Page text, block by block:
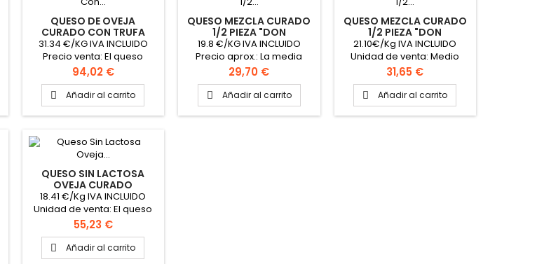
QUESO DE OVEJA
CURADO CON TRUFA
NEGRA "APOLONIO"
31.34 €/KG IVA INCLUIDO
Precio venta: El queso
Unidad de venta: El queso
Peso aproximado del
queso: 3 kilogramos
Formato de la caja: 2
quesos
Precio
94,02 €
 Añadir al carrito
QUESO MEZCLA CURADO
1/2 PIEZA "DON
APOLONIO"
19.8 €/KG IVA INCLUIDO
Precio aprox.: La media
pieza Unidad de venta: La
media pieza Peso media
pieza: 1.5 Kg
aproximadamente Formato
caja: 8 medias piezas
Precio
29,70 €
 Añadir al carrito
QUESO MEZCLA CURADO
1/2 PIEZA "DON
APOLONIO"
21.10€/Kg IVA INCLUIDO
Unidad de venta: Medio
queso Precio aproximado
de Venta: Medio queso
Peso aproximado la pieza
1.5 kg Formato caja: 8
medios quesos Leche:
Precio
31,65 €
 Añadir al carrito
QUESO SIN LACTOSA
OVEJA CURADO
"CAMPOLLANO"
18.41 €/Kg IVA INCLUIDO
Unidad de venta: El queso
Precio de Venta: El queso
Peso aproximado la pieza 3
kg
Precio
55,23 €
 Añadir al carrito